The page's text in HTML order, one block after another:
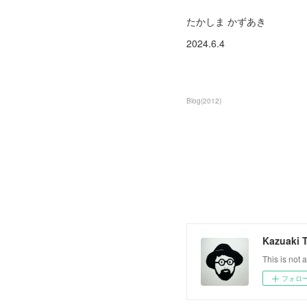
たかしま かずあき
2024.6.4
Blog(2012)
Kazuaki
This is not
フォロ